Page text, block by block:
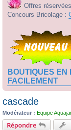
Offres
Concours Bricolage :
BOUTIQUES EN
FACILEMENT
cascade
Modérateur : Equipe
Répondre